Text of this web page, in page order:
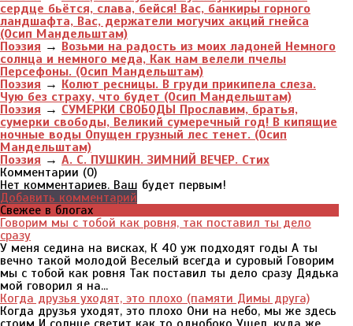
сердце бьётся, слава, бейся! Вас, банкиры горного
ландшафта, Вас, держатели могучих акций гнейса
(Осип Мандельштам)
Поэзия → Возьми на радость из моих ладоней Немного
солнца и немного меда, Как нам велели пчелы
Персефоны. (Осип Мандельштам)
Поэзия → Колют ресницы. В груди прикипела слеза.
Чую без страху, что будет (Осип Мандельштам)
Поэзия → СУМЕРКИ СВОБОДЫ Прославим, братья,
сумерки свободы, Великий сумеречный год! В кипящие
ночные воды Опущен грузный лес тенет. (Осип
Мандельштам)
Поэзия → А. С. ПУШКИН. ЗИМНИЙ ВЕЧЕР. Стих
Комментарии (0)
Нет комментариев. Ваш будет первым!
Добавить комментарий
Свежее в блогах
Говорим мы с тобой как ровня, так поставил ты дело
сразу
У меня седина на висках, К 40 уж подходят годы А ты
вечно такой молодой Веселый всегда и суровый Говорим
мы с тобой как ровня Так поставил ты дело сразу Дядька
мой говорил я на...
Когда друзья уходят, это плохо (памяти Димы друга)
Когда друзья уходят, это плохо Они на небо, мы же здесь